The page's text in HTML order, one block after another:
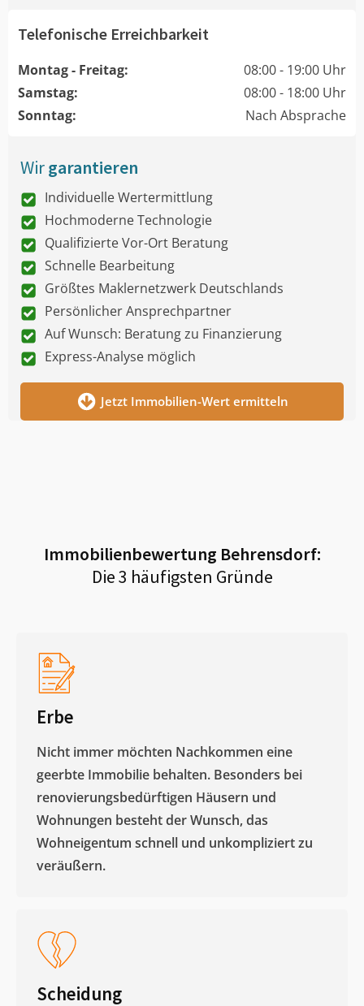
Telefonische Erreichbarkeit
Montag - Freitag:
08:00 - 19:00 Uhr
Samstag:
08:00 - 18:00 Uhr
Sonntag:
Nach Absprache
Wirgarantieren
Individuelle Wertermittlung
Hochmoderne Technologie
Qualifizierte Vor-Ort Beratung
Schnelle Bearbeitung
Größtes Maklernetzwerk Deutschlands
Persönlicher Ansprechpartner
Auf Wunsch: Beratung zu Finanzierung
Express-Analyse möglich
Jetzt Immobilien-Wert ermitteln
Immobilienbewertung Behrensdorf:
Die 3 häufigsten Gründe
Erbe
Nicht immer möchten Nachkommen eine
geerbte Immobilie behalten. Besonders bei
renovierungsbedürftigen Häusern und
Wohnungen besteht der Wunsch, das
Wohneigentum schnell und unkompliziert zu
veräußern. ​
Scheidung